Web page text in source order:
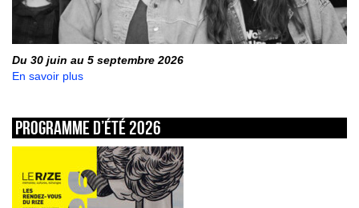
Du 30 juin au 5 septembre 2026
En savoir plus
Programme d’été 2026